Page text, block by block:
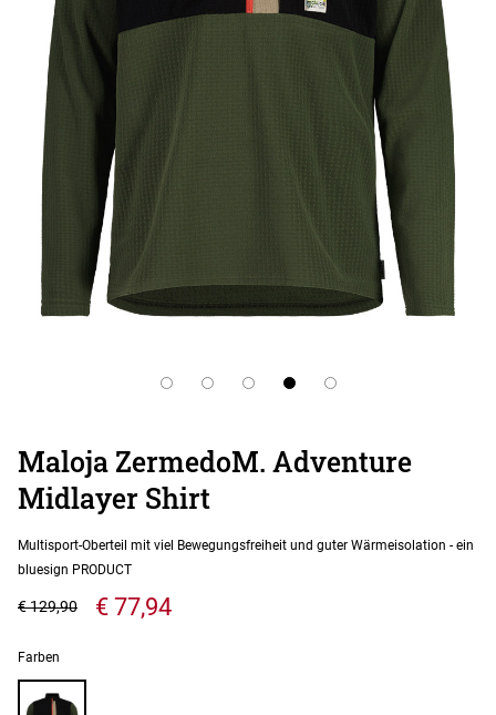
Maloja ZermedoM. Adventure
Midlayer Shirt
Multisport-Oberteil mit viel Bewegungsfreiheit und guter Wärmeisolation - ein
bluesign PRODUCT
€ 77,94
€ 129,90
Farben